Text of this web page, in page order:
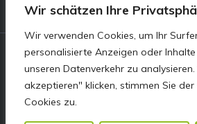
Wir schätzen Ihre
Wir verwenden Cookies, um Ihr
personalisierte Anzeigen oder
unseren Datenverkehr zu
akzeptieren" klicken, stimmen Sie
Cookies zu.
© E&S Motors GmbH,
Linzer Straße 83 4240
Freistadt